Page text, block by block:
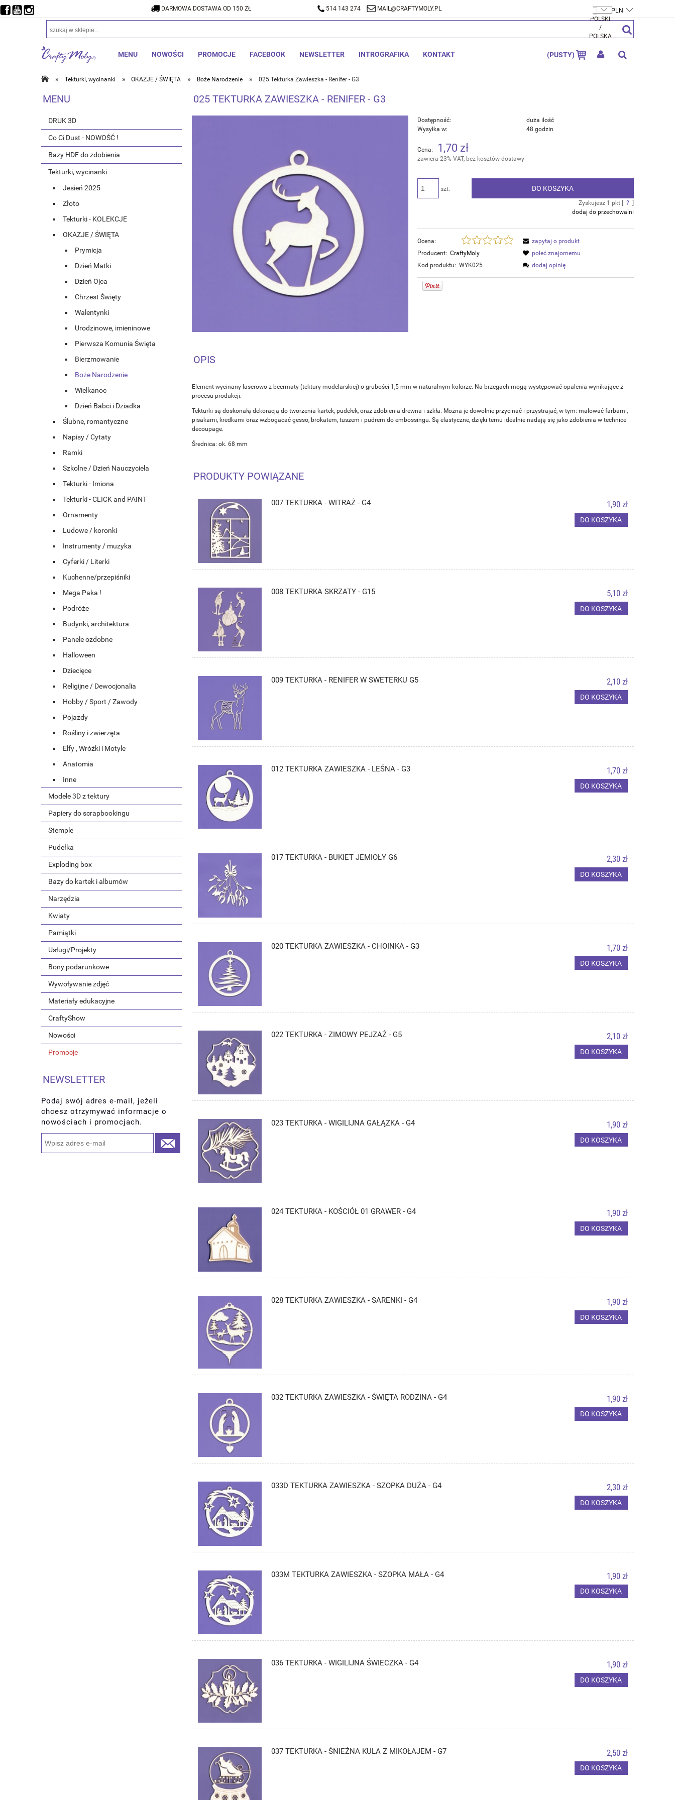
DARMOWA DOSTAWA OD 150 ZŁ 514 143 274 MAIL@CRAFTYMOLY.PL ZALOGUJ SIĘ
(PUSTY)
MENU NOWOŚCI PROMOCJE FACEBOOK NEWSLETTER INTROGRAFIKA KONTAKT
» Tekturki, wycinanki » OKAZJE / ŚWIĘTA » Boże Narodzenie » 025 Tekturka Zawieszka - Renifer - G3
DARMOWA DOSTAWA OD 150 ZŁ 514 143 274 MAIL@CRAFTYMOLY.PL
MENU
DRUK 3D
Co Ci Dust - NOWOŚĆ !
Bazy HDF do zdobienia
Tekturki, wycinanki
Jesień 2025
Złoto
Tekturki - KOLEKCJE
OKAZJE / ŚWIĘTA
Prymicja
Dzień Matki
Dzień Ojca
Chrzest Święty
Walentynki
Urodzinowe, imieninowe
Pierwsza Komunia Święta
Bierzmowanie
Boże Narodzenie
Wielkanoc
Dzień Babci i Dziadka
Ślubne, romantyczne
Napisy / Cytaty
Ramki
Szkolne / Dzień Nauczyciela
Tekturki - Imiona
Tekturki - CLICK and PAINT
Ornamenty
Ludowe / koronki
Instrumenty / muzyka
Cyferki / Literki
Kuchenne/przepiśniki
Mega Paka !
Podróże
Budynki, architektura
Panele ozdobne
Halloween
Dziecięce
Religijne / Dewocjonalia
Hobby / Sport / Zawody
Pojazdy
Rośliny i zwierzęta
Elfy , Wróżki i Motyle
Anatomia
Inne
Modele 3D z tektury
Papiery do scrapbookingu
Stemple
Pudełka
Exploding box
Bazy do kartek i albumów
Narzędzia
Kwiaty
Pamiątki
Usługi/Projekty
Bony podarunkowe
Wywoływanie zdjęć
Materiały edukacyjne
CraftyShow
Nowości
Promocje
NEWSLETTER
Podaj swój adres e-mail, jeżeli
chcesz otrzymywać informacje o
nowościach i promocjach.
025 TEKTURKA ZAWIESZKA - RENIFER - G3
Dostępność:
duża ilość
Wysyłka w:
48 godzin
Cena: 1,70 zł
zawiera 23% VAT, bez kosztów dostawy
szt. DO KOSZYKA
Zyskujesz 1 pkt [ ?
dodaj do przechowalni
Ocena:
Producent: CraftyMoly
Kod produktu: WYK025
zapytaj o produkt
poleć znajomemu
dodaj opinię
OPIS
Element wycinany laserowo z beermaty (tektury modelarskiej) o grubości 1,5 mm w naturalnym kolorze. Na brzegach mogą występować opalenia wynikające z
procesu produkcji.
Tekturki są doskonałą dekoracją do tworzenia kartek, pudełek, oraz zdobienia drewna i szkła. Można je dowolnie przycinać i przystrajać, w tym: malować farbami,
pisakami, kredkami oraz wzbogacać gesso, brokatem, tuszem i pudrem do embossingu. Są elastyczne, dzięki temu idealnie nadają się jako zdobienia w technice
decoupage.
Średnica: ok. 68 mm
PRODUKTY POWIĄZANE
007 TEKTURKA - WITRAŻ - G4 1,90 zł
DO KOSZYKA
008 TEKTURKA SKRZATY - G15 5,10 zł
DO KOSZYKA
009 TEKTURKA - RENIFER W SWETERKU G5 2,10 zł
DO KOSZYKA
012 TEKTURKA ZAWIESZKA - LEŚNA - G3 1,70 zł
DO KOSZYKA
017 TEKTURKA - BUKIET JEMIOŁY G6 2,30 zł
DO KOSZYKA
020 TEKTURKA ZAWIESZKA - CHOINKA - G3 1,70 zł
DO KOSZYKA
022 TEKTURKA - ZIMOWY PEJZAŻ - G5 2,10 zł
DO KOSZYKA
023 TEKTURKA - WIGILIJNA GAŁĄZKA - G4 1,90 zł
DO KOSZYKA
024 TEKTURKA - KOŚCIÓŁ 01 GRAWER - G4 1,90 zł
DO KOSZYKA
028 TEKTURKA ZAWIESZKA - SARENKI - G4 1,90 zł
DO KOSZYKA
032 TEKTURKA ZAWIESZKA - ŚWIĘTA RODZINA - G4 1,90 zł
DO KOSZYKA
033D TEKTURKA ZAWIESZKA - SZOPKA DUŻA - G4 2,30 zł
DO KOSZYKA
033M TEKTURKA ZAWIESZKA - SZOPKA MAŁA - G4 1,90 zł
DO KOSZYKA
036 TEKTURKA - WIGILIJNA ŚWIECZKA - G4 1,90 zł
DO KOSZYKA
037 TEKTURKA - ŚNIEŻNA KULA Z MIKOŁAJEM - G7 2,50 zł
DO KOSZYKA